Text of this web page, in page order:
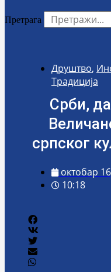
Претрага
Друштво,
Традиција
Срби,
српског
октобар
10:18